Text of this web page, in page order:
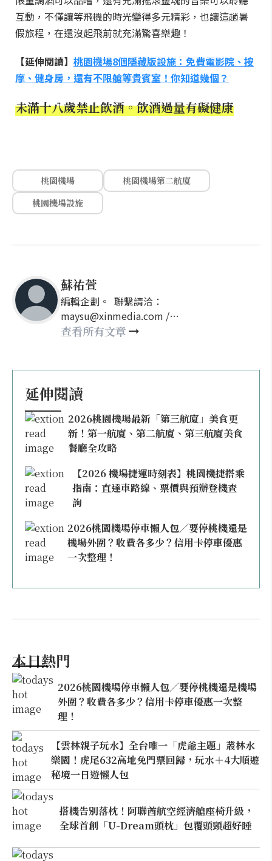
互動，不僅讓等飛機的時光變得多元精彩，也讓這趟暑
假旅程，在還沒起飛前就充滿驚喜樂趣！
【延伸閱讀】 桃園機場8個隱藏版設施：免費電影院、按
摩、健身房，還有不限艙等貴賓室！你知道幾個？
未滿十八歲禁止飲酒。飲酒過量有礙健康
桃園機場
桃園機場第二航廈
桃園機場設施
蘇祐萱
編輯企劃。 聯繫請洽：
maysu@xinmedia.com /
may860527@gmail.com
查看所有文章
延伸閱讀
2026桃園機場最新「第三航廈」美食更
新！第一航廈、第二航廈、第三航廈美食
餐廳全攻略
【2026 機場捷運時刻表】桃園機捷搭乘
指南：直達車路線、票價與預辦登機查
詢
2026桃園機場停車懶人包／要停桃機還是
機場外圍？收費各多少？信用卡停車優惠
一次整理！
本日熱門
2026桃園機場停車懶人包／要停桃機還是機場
外圍？收費各多少？信用卡停車優惠一次整
理！
【雲林親子玩水】全台唯一「虎爺主題」叢林水
樂園！虎尾632高地免門票回歸，玩水＋4大順遊
秘境一日遊懶人包
搭機告別落枕！阿聯酋航空經濟艙座椅升級，
全球首創「U-Dream頭枕」包覆頭頸超好睡